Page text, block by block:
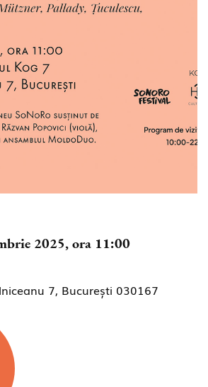
2025, ora 11:00
7, București 030167